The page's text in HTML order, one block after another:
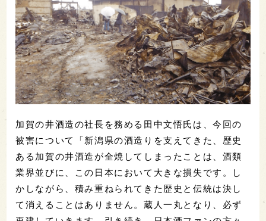
加賀の井酒造の社長を務める田中文悟氏は、今回の
被害について「新潟県の酒造りを支えてきた、歴史
ある加賀の井酒造が全焼してしまったことは、酒類
業界並びに、この日本において大きな損失です。し
かしながら、積み重ねられてきた歴史と伝統は決し
て消えることはありません。蔵人一丸となり、必ず